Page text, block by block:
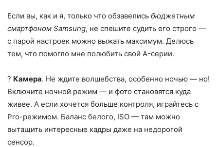
Если вы, как и я, только что обзавелись бюджетным
смартфоном Samsung, не спешите судить его строго —
с парой настроек можно выжать максимум. Делюсь
тем, что помогло мне полюбить свой A-серии.
? Камера. Не ждите волшебства, особенно ночью — но!
Включите ночной режим — и фото становятся куда
живее. А если хочется больше контроля, играйтесь с
Pro-режимом. Баланс белого, ISO — там можно
вытащить интересные кадры даже на недорогой
сенсор.